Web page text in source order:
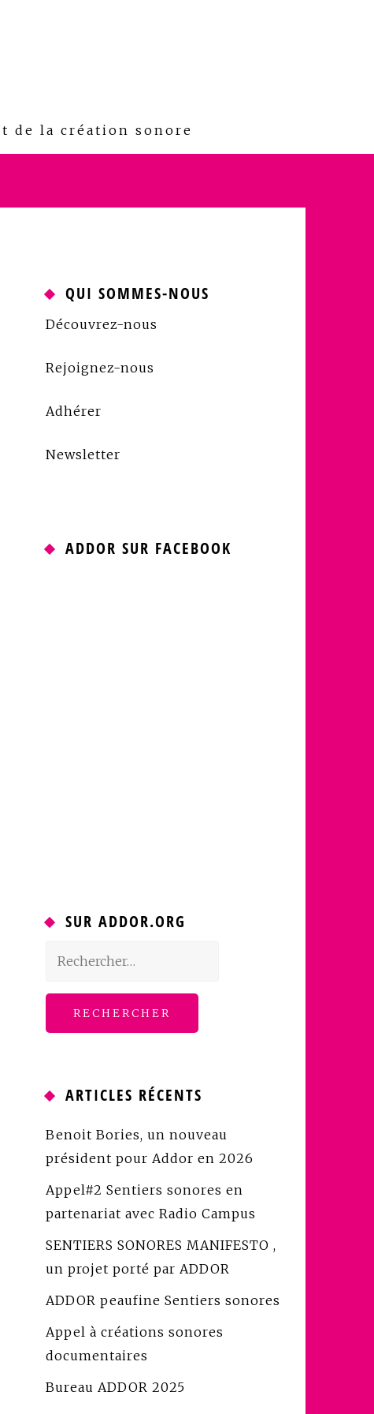
de la création sonore
QUI SOMMES-NOUS
Découvrez-nous
Rejoignez-nous
Adhérer
Newsletter
ADDOR SUR FACEBOOK
SUR ADDOR.ORG
Rechercher :
ARTICLES RÉCENTS
Benoit Bories, un nouveau
président pour Addor en 2026
Appel#2 Sentiers sonores en
partenariat avec Radio Campus
SENTIERS SONORES MANIFESTO ,
un projet porté par ADDOR
ADDOR peaufine Sentiers sonores
Appel à créations sonores
documentaires
Bureau ADDOR 2025